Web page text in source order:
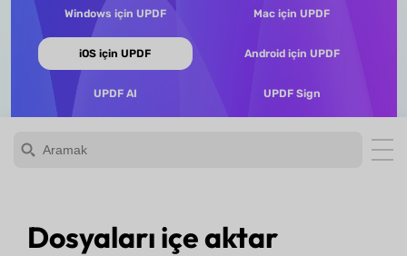
Windows için UPDF Mac için UPDF
iOS için UPDF Android için UPDF
UPDF AI UPDF Sign
Dosyaları içe aktar